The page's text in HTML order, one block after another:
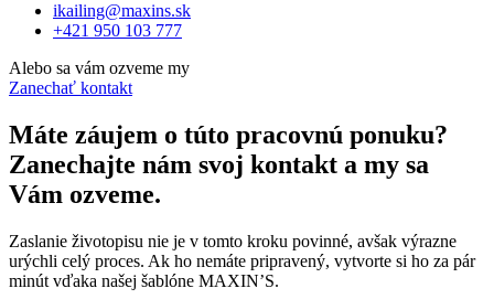
ikailing@maxins.sk
+421 950 103 777
Alebo sa vám ozveme my
Zanechať kontakt
Máte záujem o túto pracovnú ponuku?
Zanechajte nám svoj kontakt a my sa
Vám ozveme.
Zaslanie životopisu nie je v tomto kroku povinné, avšak výrazne
urýchli celý proces. Ak ho nemáte pripravený, vytvorte si ho za pár
minút vďaka našej šablóne MAXIN’S.